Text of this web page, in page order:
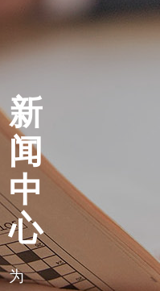
新
闻
中
心
为